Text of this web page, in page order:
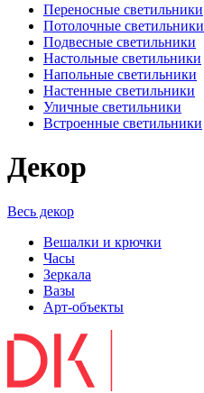
Переносные светильники
Потолочные светильники
Подвесные светильники
Настольные светильники
Напольные светильники
Настенные светильники
Уличные светильники
Встроенные светильники
Декор
Весь декор
Вешалки и крючки
Часы
Зеркала
Вазы
Арт-объекты